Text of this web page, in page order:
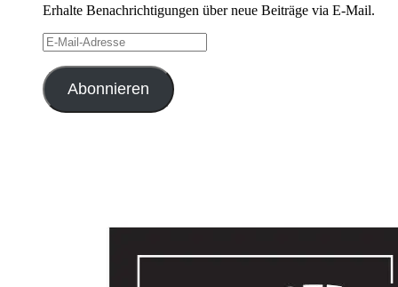
Erhalte Benachrichtigungen über neue Beiträge via E-Mail.
E-
Mail-
Adresse
Abonnieren